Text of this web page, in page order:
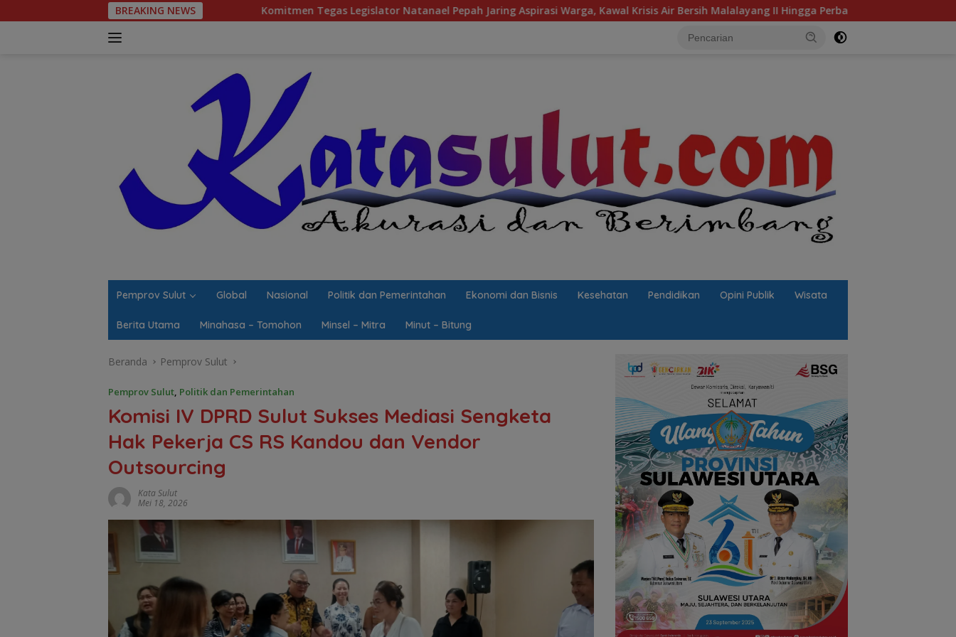
ke
BREAKING NEWS
Komitmen Tegas Legislator Natanael Pepah Jaring Aspirasi Warga, Kawal Krisis Air Bersih Malalayang II Hingga Perbaikan Infrastruktur
Pemprov Sulut Global Nasional Politik dan Pemerintahan Ekonomi dan Bisnis Kesehatan Pendidikan Opini Publik Wisata
Berita Utama Minahasa – Tomohon Minsel – Mitra Minut – Bitung
Beranda Pemprov Sulut
Pemprov Sulut, Politik dan Pemerintahan
Komisi IV DPRD Sulut Sukses Mediasi Sengketa
Hak Pekerja CS RS Kandou dan Vendor
Outsourcing
Kata Sulut
Mei 18, 2026